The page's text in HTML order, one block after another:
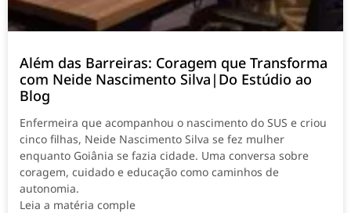
Além das Barreiras: Coragem que Transforma
com Neide Nascimento Silva|Do Estúdio ao
Blog
Enfermeira que acompanhou o nascimento do SUS e criou
cinco filhas, Neide Nascimento Silva se fez mulher
enquanto Goiânia se fazia cidade. Uma conversa sobre
coragem, cuidado e educação como caminhos de
autonomia.
Leia a matéria comple